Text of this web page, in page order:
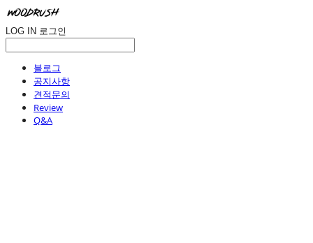
LOG IN 로그인
블로그
공지사항
견적문의
Review
Q&A